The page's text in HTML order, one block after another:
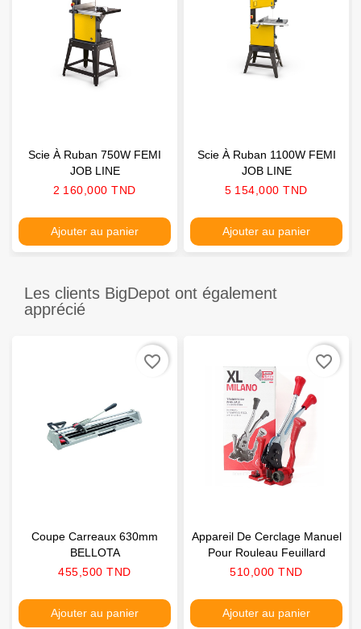
Scie À Ruban 750W FEMI
JOB LINE
Prix
2 160,000 TND
Ajouter au panier
Scie À Ruban 1100W FEMI
JOB LINE
Prix
5 154,000 TND
Ajouter au panier
Les clients BigDepot ont également
apprécié
Coupe Carreaux 630mm
BELLOTA
Prix
455,500 TND
Ajouter au panier
favorite_border
Appareil De Cerclage Manuel
Pour Rouleau Feuillard
Prix
510,000 TND
Ajouter au panier
favorite_border